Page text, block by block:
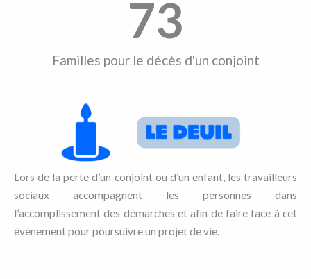
Familles pour le décès d'un conjoint
73
Lors de la perte d’un conjoint ou d’un enfant, les travailleurs
sociaux accompagnent les personnes dans
l’accomplissement des démarches et afin de faire face à cet
évènement pour poursuivre un projet de vie.